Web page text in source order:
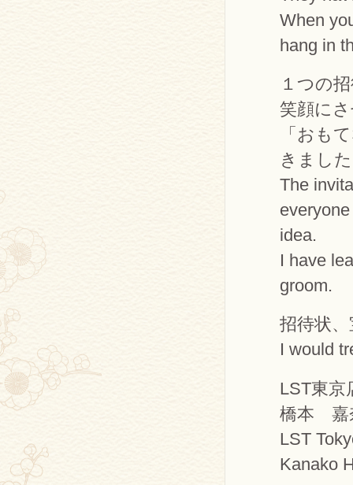
When
hang in
１つの
笑顔に
「おも
きまし
The
idea.
I have
groom.
招待状
I would
LST東京
橋本 嘉
LST
Kanako